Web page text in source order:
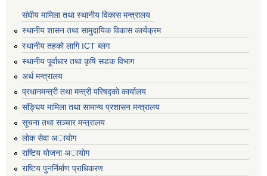
संघीय मामिला तथा स्थानीय विकास मन्त्रालय
स्थानीय शासन तथा सामुदायिक विकास कार्यक्रम
स्थानीय तहको लागि ICT ब्लग
स्थानीय पूर्वाधार तथा कृषि सडक विभाग
अर्थ मन्त्रालय
प्रधानमन्त्री तथा मन्त्री परिषद्काे कार्यालय
संङ्घिय मामिला तथा सामान्य प्रशासन मन्त्रालय
सूचना तथा सञ्चार मन्त्रालय
लाेक सेवा अायाेग
राष्टिय याेजना अायाेग
राष्टिय पुनर्निर्माण प्राधिकरण